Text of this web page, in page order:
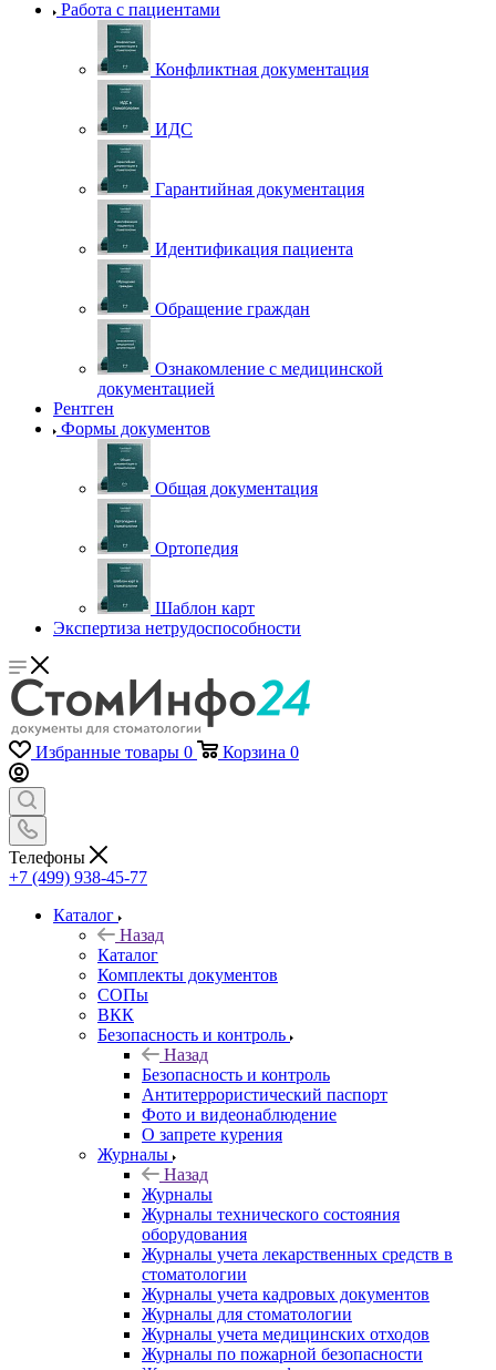
Работа с пациентами
Конфликтная документация
ИДС
Гарантийная документация
Идентификация пациента
Обращение граждан
Ознакомление с медицинской
документацией
Рентген
Формы документов
Общая документация
Ортопедия
Шаблон карт
Экспертиза нетрудоспособности
Избранные товары 0 Корзина 0
Телефоны
+7 (499) 938-45-77
Каталог
Назад
Каталог
Комплекты документов
СОПы
ВКК
Безопасность и контроль
Назад
Безопасность и контроль
Антитеррористический паспорт
Фото и видеонаблюдение
О запрете курения
Журналы
Назад
Журналы
Журналы технического состояния
оборудования
Журналы учета лекарственных средств в
стоматологии
Журналы учета кадровых документов
Журналы для стоматологии
Журналы учета медицинских отходов
Журналы по пожарной безопасности